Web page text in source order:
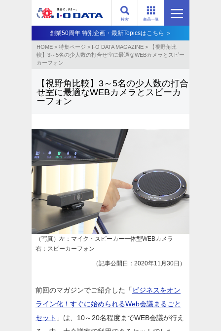
商品一覧
検索
創業50周年 特別企画・最新Topicsはこちら ＞
HOME > 特集ページ > I-O DATA MAGAZINE >
【視野角比
較】3～5名の少人数の打合せ室に最適なWEBカメラとスピー
カーフォン
【視野角比較】3～5名の少人数の打合
せ室に最適なWEBカメラとスピーカ
ーフォン
（写真）左：マイク・スピーカー一体型WEBカメラ
右：スピーカーフォン
（記事公開日：2020年11月30日）
前回のマガジンでご紹介した「 ビジネスをオン
ライン化！すぐに始められるWeb会議まるごと
セット 」は、10～20名程度までWEB会議が行え